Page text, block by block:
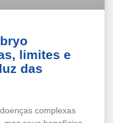
limites e
das
complexas